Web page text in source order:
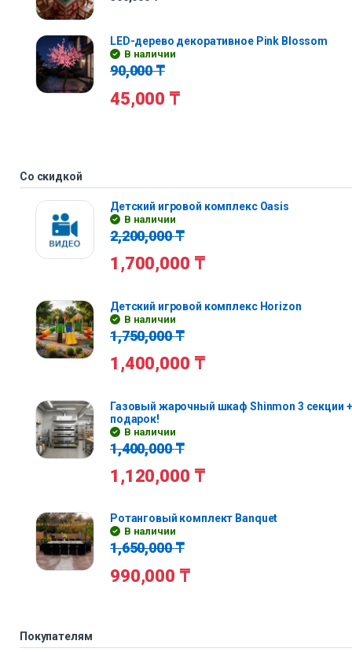
LED-дерево декоративное Pink Blossom
В наличии
90,000₸
45,000 ₸
Со скидкой
Детский игровой комплекс Oasis
В наличии
2,200,000₸
1,700,000 ₸
Детский игровой комплекс Horizon
В наличии
1,750,000₸
1,400,000 ₸
Газовый жарочный шкаф Shinmon 3 секции
подарок!
В наличии
1,400,000₸
1,120,000 ₸
Ротанговый комплект Banquet
В наличии
1,650,000₸
990,000 ₸
Покупателям